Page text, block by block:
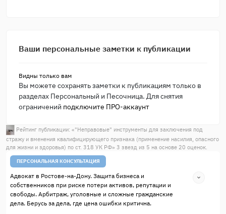
Ваши персональные заметки к публикации
Видны только вам
Вы можете сохранять заметки к публикациям только в
разделах Персональный и Песочница. Для снятия
ограничений подключите ПРО-аккаунт
Рейтинг публикации: «"Неправовые" инструменты для заключения под
стражу и вменения квалифицирующего признака (применение насилия, опасного
для жизни и здоровья) по ст. 318 УК РФ» 3 звезд из 5 на основе 20 оценок.
ПЕРСОНАЛЬНАЯ КОНСУЛЬТАЦИЯ
Адвокат в Ростове-на-Дону. Защита бизнеса и
собственников при риске потери активов, репутации и
свободы. Арбитраж, уголовные и сложные гражданские
дела. Берусь за дела, где цена ошибки критична.